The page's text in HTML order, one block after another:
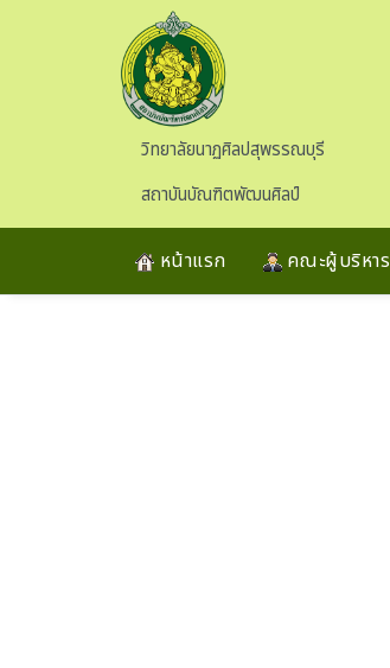
Skip to main content
วิทยาลัยนาฏศิลปสุพรรณบุรี
สถาบันบัณฑิตพัฒนศิลป์
หน้าแรก คณะผู้บริหาร